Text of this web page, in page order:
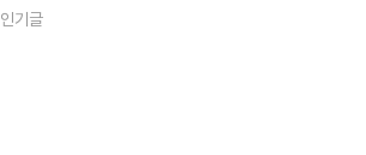
인기글